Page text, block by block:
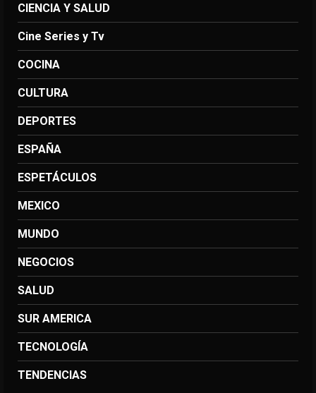
CIENCIA Y SALUD
Cine Series y Tv
COCINA
CULTURA
DEPORTES
ESPAÑA
ESPETÁCULOS
MEXICO
MUNDO
NEGOCIOS
SALUD
SUR AMERICA
TECNOLOGÍA
TENDENCIAS